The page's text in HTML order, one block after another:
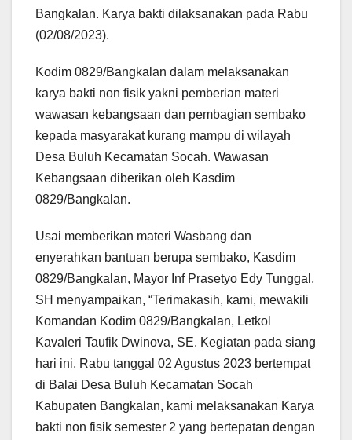
Bangkalan. Karya bakti dilaksanakan pada Rabu
(02/08/2023).
Kodim 0829/Bangkalan dalam melaksanakan
karya bakti non fisik yakni pemberian materi
wawasan kebangsaan dan pembagian sembako
kepada masyarakat kurang mampu di wilayah
Desa Buluh Kecamatan Socah. Wawasan
Kebangsaan diberikan oleh Kasdim
0829/Bangkalan.
Usai memberikan materi Wasbang dan
enyerahkan bantuan berupa sembako, Kasdim
0829/Bangkalan, Mayor Inf Prasetyo Edy Tunggal,
SH menyampaikan, “Terimakasih, kami, mewakili
Komandan Kodim 0829/Bangkalan, Letkol
Kavaleri Taufik Dwinova, SE. Kegiatan pada siang
hari ini, Rabu tanggal 02 Agustus 2023 bertempat
di Balai Desa Buluh Kecamatan Socah
Kabupaten Bangkalan, kami melaksanakan Karya
bakti non fisik semester 2 yang bertepatan dengan